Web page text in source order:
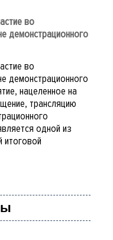
во
демонстрационного
во
демонстрационного
нацеленное на
трансляцию
одной из
итоговой